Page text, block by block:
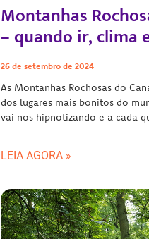
Montanhas
– quando ir, clima
26 de setembro de 2024
As Montanhas Rochosas do
dos lugares mais bonitos do
vai nos hipnotizando e a cada
LEIA AGORA »